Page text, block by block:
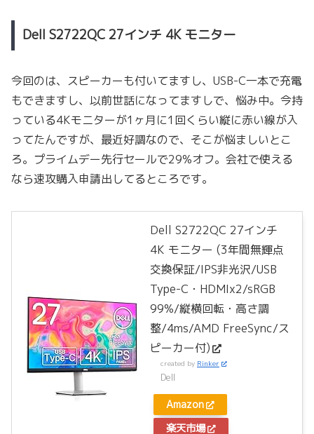
Dell S2722QC 27インチ 4K モニター
今回のは、スピーカーも付いてますし、USB-C一本で充電
もできますし、以前世話になってますしで、悩み中。今持
っている4Kモニターが1ヶ月に1回くらい縦に赤い線が入
ってたんですが、最近好調なので、そこが悩ましいとこ
ろ。プライムデー先行セールで29%オフ。会社で使える
なら速攻購入申請出してるところです。
Dell S2722QC 27インチ
4K モニター (3年間無輝点
交換保証/IPS非光沢/USB
Type-C・HDMIx2/sRGB
99%/縦横回転・高さ調
整/4ms/AMD FreeSync/ス
ピーカー付)
created by Rinker
Dell
Amazon
楽天市場